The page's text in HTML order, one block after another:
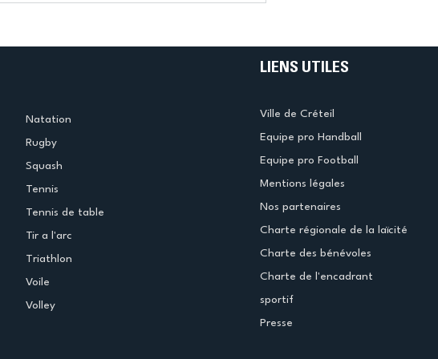
Natation
Rugby
Squash
Tennis
Tennis de table
Tir a l'arc
Triathlon
Voile
Volley
LIENS UTILES
Ville de Créteil
Equipe pro Handball
Equipe pro Football
Mentions légales
Nos partenaires
Charte régionale de la laïcité
Charte des bénévoles
Charte de l'encadrant
sportif
Presse